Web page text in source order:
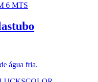
água fria.